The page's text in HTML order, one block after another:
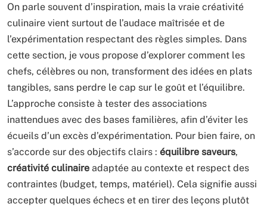
On parle souvent d’inspiration, mais la vraie créativité
culinaire vient surtout de l’audace maîtrisée et de
l’expérimentation respectant des règles simples. Dans
cette section, je vous propose d’explorer comment les
chefs, célèbres ou non, transforment des idées en plats
tangibles, sans perdre le cap sur le goût et l’équilibre.
L’approche consiste à tester des associations
inattendues avec des bases familières, afin d’éviter les
écueils d’un excès d’expérimentation. Pour bien faire, on
s’accorde sur des objectifs clairs : équilibre saveurs,
créativité culinaire adaptée au contexte et respect des
contraintes (budget, temps, matériel). Cela signifie aussi
accepter quelques échecs et en tirer des leçons plutôt